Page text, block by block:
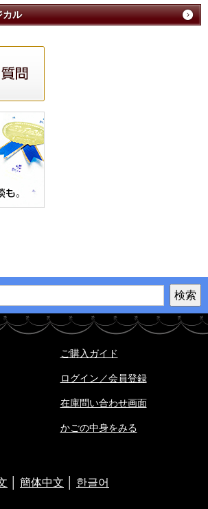
カル
ご購入ガイド
ログイン／会員登録
在庫問い合わせ画面
かごの中身をみる
簡体中文 한글어